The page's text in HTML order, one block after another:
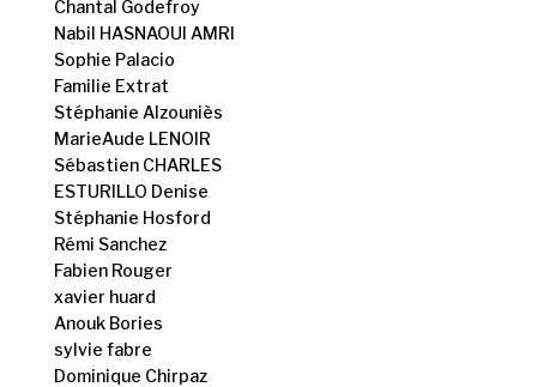
Chantal Godefroy
Nabil HASNAOUI AMRI
Sophie Palacio
Familie Extrat
Stéphanie Alzouniès
MarieAude LENOIR
Sébastien CHARLES
ESTURILLO Denise
Stéphanie Hosford
Rémi Sanchez
Fabien Rouger
xavier huard
Anouk Bories
sylvie fabre
Dominique Chirpaz